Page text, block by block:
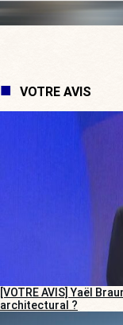
VOTRE AVIS
[VOTRE AVIS] Yaël
architectural ?